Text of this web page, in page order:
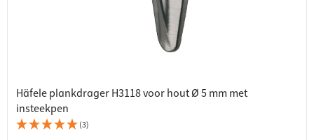
Häfele plankdrager H3118 voor hout Ø 5 mm met
insteekpen
(3)